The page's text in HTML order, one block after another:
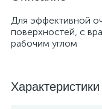
Для эффективной
поверхностей, с
рабочим углом
Характеристики